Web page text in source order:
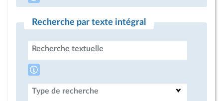
Recherche par texte intégral
Recherche textuelle
Type de recherche